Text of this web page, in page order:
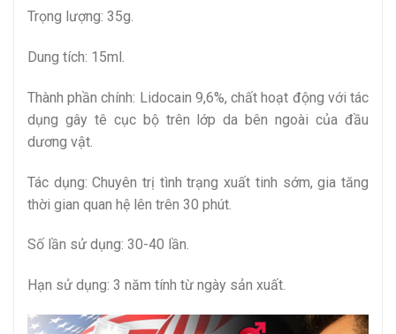
Trọng lượng: 35g.
Dung tích: 15ml.
Thành phần chính: Lidocain 9,6%, chất hoạt động với tác
dụng gây tê cục bộ trên lớp da bên ngoài của đầu
dương vật.
Tác dụng: Chuyên trị tình trạng xuất tinh sớm, gia tăng
thời gian quan hệ lên trên 30 phút.
Số lần sử dụng: 30-40 lần.
Hạn sử dụng: 3 năm tính từ ngày sản xuất.